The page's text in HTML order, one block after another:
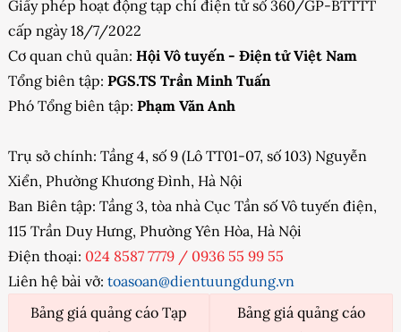
Giấy phép hoạt động tạp chí điện tử số 360/GP-BTTTT
cấp ngày 18/7/2022
Cơ quan chủ quản: Hội Vô tuyến - Điện tử Việt Nam
Tổng biên tập: PGS.TS Trần Minh Tuấn
Phó Tổng biên tập: Phạm Văn Anh
Trụ sở chính: Tầng 4, số 9 (Lô TT01-07, số 103) Nguyễn
Xiển, Phường Khương Đình, Hà Nội
Ban Biên tập: Tầng 3, tòa nhà Cục Tần số Vô tuyến điện,
115 Trần Duy Hưng, Phường Yên Hòa, Hà Nội
Điện thoại: 024 8587 7779 / 0936 55 99 55
Liên hệ bài vở: toasoan@dientuungdung.vn
Bảng giá quảng cáo Tạp
Bảng giá quảng cáo